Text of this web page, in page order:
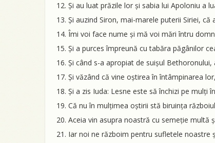
Și au luat prăzile lor și sabia lui Apoloniu a
Și auzind Siron, mai-marele puterii Siriei,
Îmi voi face nume și mă voi mări întru
Și a purces împreună cu tabăra păgânilor
Și când s-a apropiat de suișul
Și văzând că vine oștirea în întâmpinarea
Și a zis Iuda: Lesne este să închizi pe mulți
Că nu în mulțimea oștirii stă biruința
Aceia vin asupra noastră cu semeție multă
Iar noi ne războim pentru sufletele noastre